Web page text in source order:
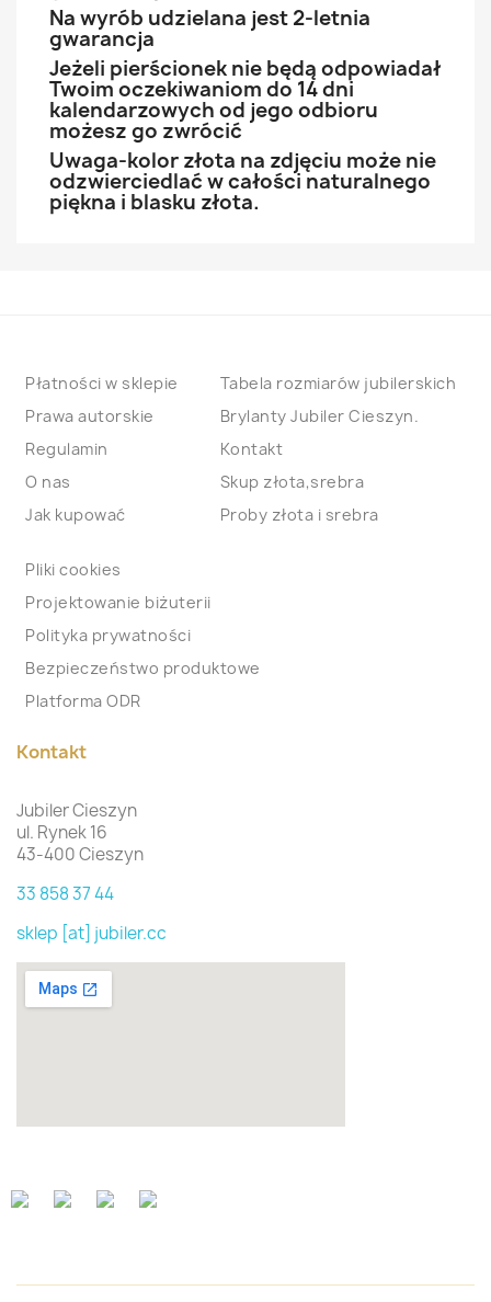
Na wyrób udzielana jest 2-letnia
gwarancja
Jeżeli pierścionek nie będą odpowiadał
Twoim oczekiwaniom do 14 dni
kalendarzowych od jego odbioru
możesz go zwrócić
Uwaga-kolor złota na zdjęciu może nie
odzwierciedlać w całości naturalnego
piękna i blasku złota.
Płatności w sklepie
Prawa autorskie
Regulamin
O nas
Jak kupować
Tabela rozmiarów jubilerskich
Brylanty Jubiler Cieszyn.
Kontakt
Skup złota,srebra
Proby złota i srebra
Pliki cookies
Projektowanie biżuterii
Polityka prywatności
Bezpieczeństwo produktowe
Platforma ODR
Kontakt
Jubiler Cieszyn
ul. Rynek 16
43-400 Cieszyn
33 858 37 44
sklep [at] jubiler.cc